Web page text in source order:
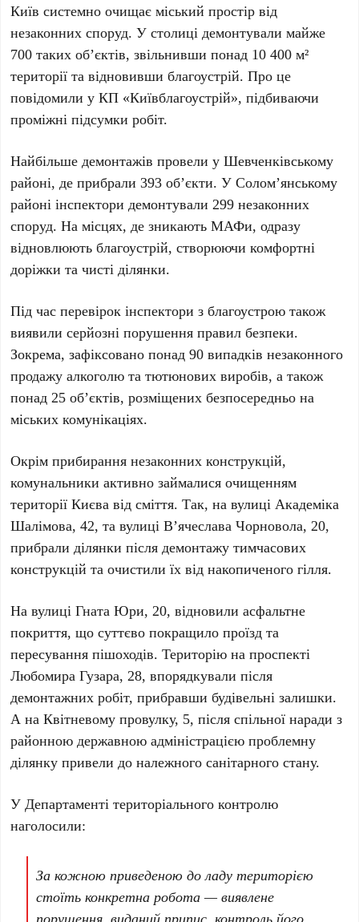
Київ системно очищає міський простір від
незаконних споруд. У столиці демонтували майже
700 таких об’єктів, звільнивши понад 10 400 м²
території та відновивши благоустрій. Про це
повідомили уКП «Київблагоустрій», підбиваючи
проміжні підсумки робіт.
Найбільше демонтажів провели уШевченківському
районі, де прибрали393 об’єкти. УСолом’янському
районі інспектори демонтували299 незаконних
споруд. На місцях, де зникають МАФи, одразу
відновлюють благоустрій, створюючи комфортні
доріжки та чисті ділянки.
Під час перевірок інспектори з благоустрою також
виявили серйозні порушення правил безпеки.
Зокрема, зафіксовано понад90 випадків незаконного
продажу алкоголю та тютюнових виробів, а також
понад25 об’єктів, розміщених безпосередньо на
міських комунікаціях.
Окрім прибирання незаконних конструкцій,
комунальники активно займалися очищенням
території Києва від сміття. Так, навулиці Академіка
Шалімова, 42, тавулиці В’ячеслава Чорновола, 20,
прибрали ділянки після демонтажу тимчасових
конструкцій та очистили їх від накопиченого гілля.
Навулиці Гната Юри, 20, відновили асфальтне
покриття, що суттєво покращило проїзд та
пересування пішоходів. Територію напроспекті
Любомира Гузара, 28, впорядкували після
демонтажних робіт, прибравши будівельні залишки.
А наКвітневому провулку, 5, після спільної наради з
районною державною адміністрацією проблемну
ділянку привели до належного санітарного стану.
УДепартаменті територіального контролю
наголосили:
За кожною приведеною до ладу територією
стоїть конкретна робота — виявлене